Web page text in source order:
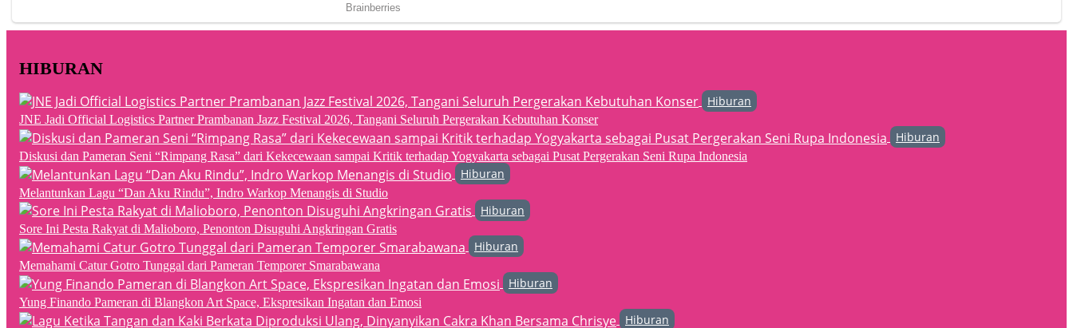
HIBURAN
Hiburan
JNE Jadi Official Logistics Partner Prambanan Jazz Festival 2026, Tangani Seluruh Pergerakan Kebutuhan Konser
Hiburan
Diskusi dan Pameran Seni “Rimpang Rasa” dari Kekecewaan sampai Kritik terhadap Yogyakarta sebagai Pusat Pergerakan Seni Rupa Indonesia
Hiburan
Melantunkan Lagu “Dan Aku Rindu”, Indro Warkop Menangis di Studio
Hiburan
Sore Ini Pesta Rakyat di Malioboro, Penonton Disuguhi Angkringan Gratis
Hiburan
Memahami Catur Gotro Tunggal dari Pameran Temporer Smarabawana
Hiburan
Yung Finando Pameran di Blangkon Art Space, Ekspresikan Ingatan dan Emosi
Hiburan